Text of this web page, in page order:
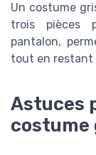
Un costume
trois pièces
pantalon,
tout en restant
Astuces
costume